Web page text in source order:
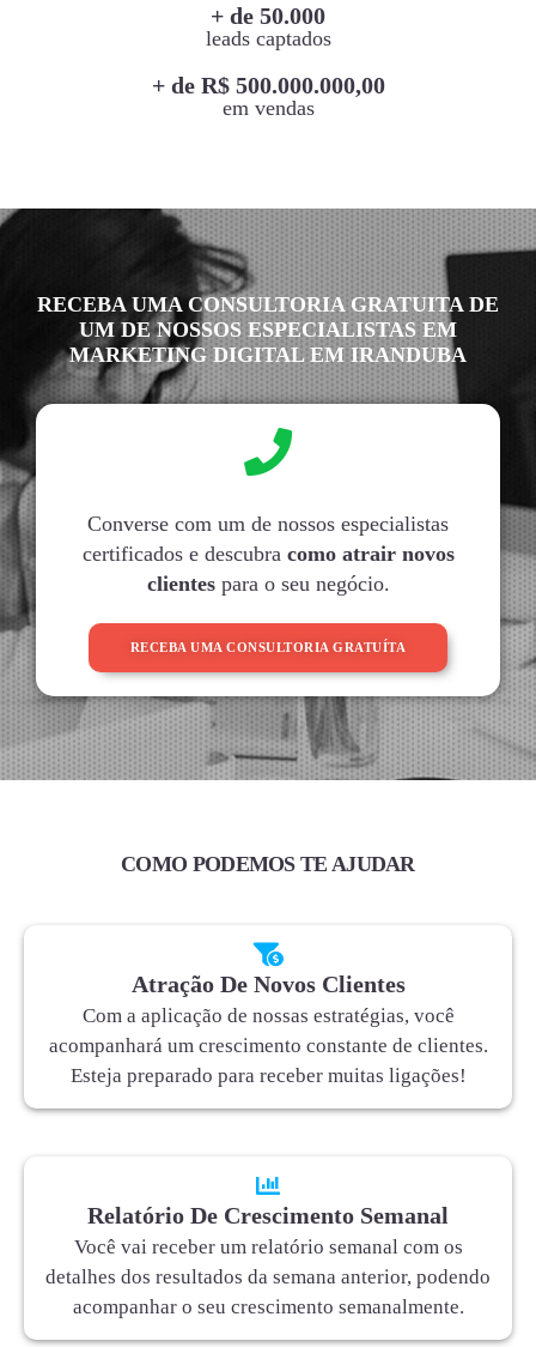
+ de 50.000
leads captados
+ de R$ 500.000.000,00
em vendas
RECEBA UMA CONSULTORIA GRATUITA DE
UM DE NOSSOS ESPECIALISTAS EM
MARKETING DIGITAL EM IRANDUBA
Converse com um de nossos especialistas
certificados e descubra como atrair novos
clientespara o seu negócio.
RECEBA UMA CONSULTORIA GRATUÍTA
COMO PODEMOS TE AJUDAR
Atração De Novos Clientes
Com a aplicação de nossas estratégias, você
acompanhará um crescimento constante de clientes.
Esteja preparado para receber muitas ligações!
Relatório De Crescimento Semanal
Você vai receber um relatório semanal com os
detalhes dos resultados da semana anterior, podendo
acompanhar o seu crescimento semanalmente.